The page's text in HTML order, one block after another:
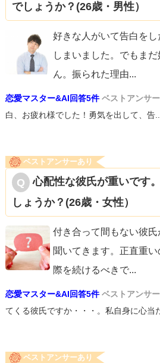
でしょうか？(26歳・男性）
好きな人がいて告白を
しまいました。でもま
ん。振られた理由...
恋愛マスター&AI回答5件 ベストアンサ
白、お疲れ様でした！勇気を出して、告
ベストアンサーあり
心配性な彼氏が重いです
しょうか？(26歳・女性）
付き合って間もない彼
聞いてきます。正直重
際を続けるべきで...
恋愛マスター&AI回答5件 ベストアンサ
てくる彼氏ですか・・・。私自身に心当
ベストアンサーあり